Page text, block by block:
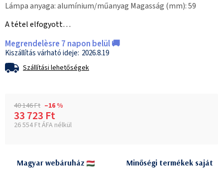
Lámpa anyaga: alumínium/műanyag Magasság (mm): 59
A tétel elfogyott…
Megrendelèsre 7 napon belül 🚚
2026.8.19
Szállítási lehetőségek
40 146 Ft –16 %
33 723 Ft
26 554 Ft ÁFA nélkül
Magyar webáruház
Minőségi termékek saját